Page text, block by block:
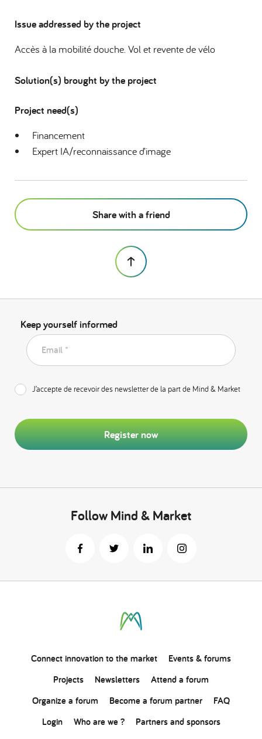
Issue addressed by the project
Accès à la mobilité douche. Vol et revente de vélo
Solution(s) brought by the project
Project need(s)
Financement
Expert IA/reconnaissance d’image
Share with a friend
Keep yourself informed
Email *
J’accepte de recevoir des newsletter de la part de Mind & Market
Register now
Follow Mind & Market
Connectinnovationto the market
Events & forums
Projects
Newsletters
Attend a forum
Organize a forum
Become a forum partner
FAQ
Login
Who are we ?
Partners and sponsors